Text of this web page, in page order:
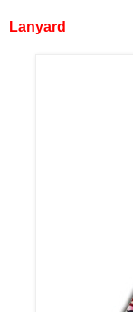
Lanyard